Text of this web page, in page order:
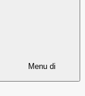
Menu di